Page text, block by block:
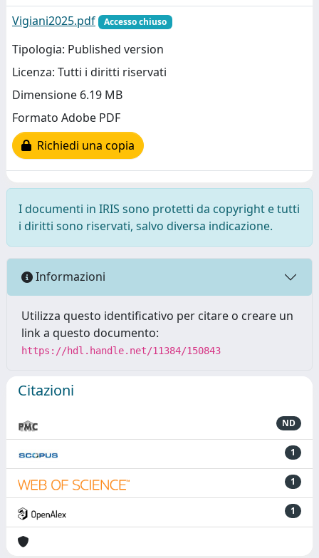
Vigiani2025.pdf
Accesso chiuso
Tipologia: Published version
Licenza: Tutti i diritti riservati
Dimensione 6.19 MB
Formato Adobe PDF
Richiedi una copia
I documenti in IRIS sono protetti da copyright e tutti
i diritti sono riservati, salvo diversa indicazione.
Informazioni
Utilizza questo identificativo per citare o creare un
link a questo documento:
https://hdl.handle.net/11384/150843
Citazioni
ND
1
1
1